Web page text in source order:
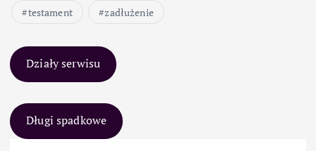
testament
zadłużenie
Działy serwisu
Długi spadkowe